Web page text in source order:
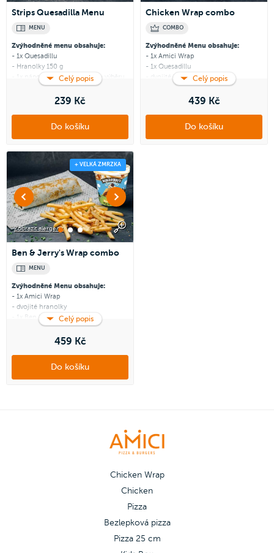
Strips Quesadilla Menu
MENU
Zvýhodněné menu obsahuje:
- 1x Quesadillu
- Hranolky 150 g
- 1x nápoj 0,33 l dle vlastního výběru
do Amici věrnostního
korun.
Celý popis
239 Kč
Do košíku
Chicken Wrap combo
COMBO
Zvýhodněné Menu obsahuje:
- 1x Amici Wrap
- 1x Quesadillu
- dvojité hranolky
- 2x nápoj 0,33 l dle vlastního výběru
programu a získej zpět 44 Amici
Jak to funguje?
Celý popis
439 Kč
Do košíku
+ VELKÁ ZMRZKA
Zobrazit alergeny
Ben & Jerry's Wrap combo
MENU
Zvýhodněné Menu obsahuje:
- 1x Amici Wrap
- dvojité hranolky
- 1x Ben & Jerry´s 465 ml dle
vlastního výběru
programu a získej zpět 45 Amici
Jak to funguje?
Celý popis
459 Kč
Do košíku
Chicken Wrap
Chicken
Pizza
Bezlepková pizza
Pizza 25 cm